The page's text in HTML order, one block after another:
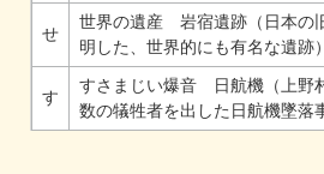
せ
世界の遺産 岩宿遺跡（日本の
明した、世界的にも有名な遺跡）
す
すさまじい爆音 日航機（上野
数の犠牲者を出した日航機墜落